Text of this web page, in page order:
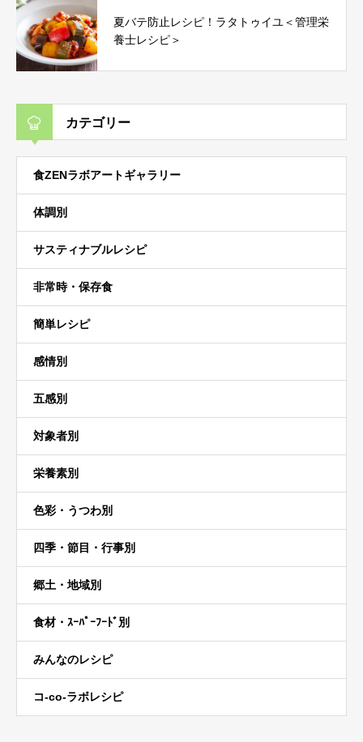
夏バテ防止レシピ！ラタトゥイユ＜管理栄
養士レシピ＞
カテゴリー
食ZENラボアートギャラリー
体調別
サスティナブルレシピ
非常時・保存食
簡単レシピ
感情別
五感別
対象者別
栄養素別
色彩・うつわ別
四季・節目・行事別
郷土・地域別
食材・ｽｰﾊﾟｰﾌｰﾄﾞ別
みんなのレシピ
コ-co-ラボレシピ